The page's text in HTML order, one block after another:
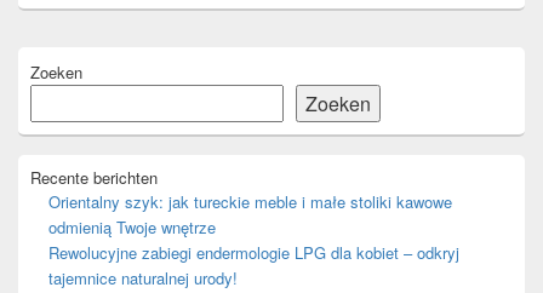
zijbalk
gebied
Zoeken
Zoeken
Recente berichten
Orientalny szyk: jak tureckie meble i małe stoliki kawowe
odmienią Twoje wnętrze
Rewolucyjne zabiegi endermologie LPG dla kobiet – odkryj
tajemnice naturalnej urody!